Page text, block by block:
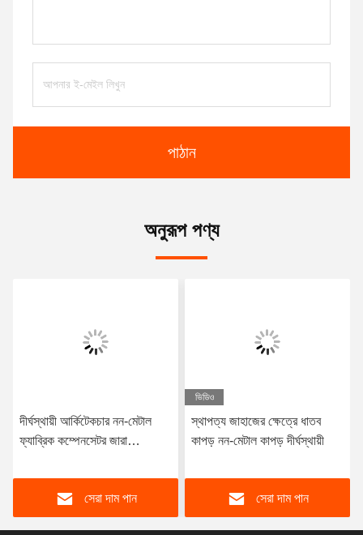
পাঠান
অনুরূপ পণ্য
দীর্ঘস্থায়ী আর্কিটেকচার নন-মেটাল
ফ্যাব্রিক কম্পেনসেটর জারা
ধরে পরিষেবা জীবন
সেরা দাম পান
ভিডিও
স্থাপত্য জাহাজের ক্ষেত্রে ধাতব
কাপড় নন-মেটাল কাপড় দীর্ঘস্থায়ী
সেরা দাম পান